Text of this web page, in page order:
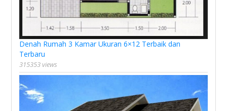
Denah Rumah 3 Kamar Ukuran 6×12 Terbaik dan
Terbaru
315353 views